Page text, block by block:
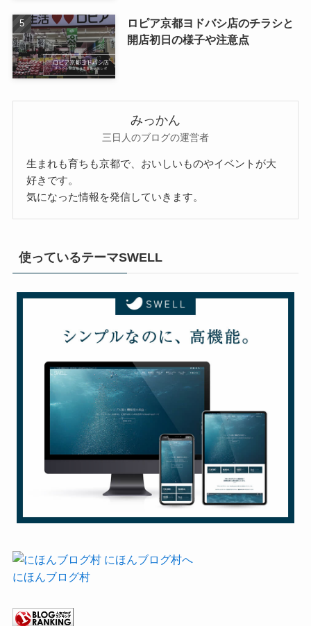
ロピア京都ヨドバシ店のチラシと
開店初日の様子や注意点
みっかん
三日人のブログの運営者
生まれも育ちも京都で、おいしいものやイベントが大
好きです。
気になった情報を発信していきます。
使っているテーマSWELL
にほんブログ村